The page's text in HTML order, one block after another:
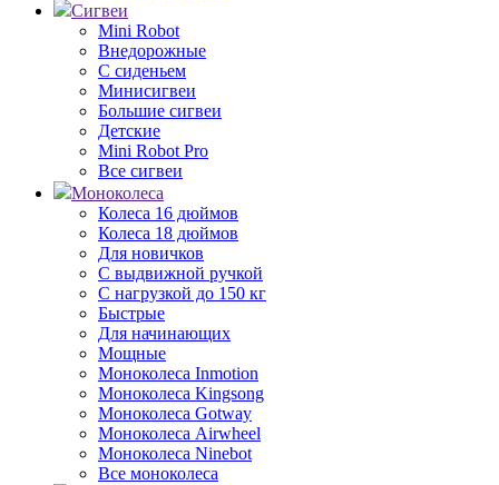
Сигвеи
Mini Robot
Внедорожные
С сиденьем
Минисигвеи
Большие сигвеи
Детские
Mini Robot Pro
Все сигвеи
Моноколеса
Колеса 16 дюймов
Колеса 18 дюймов
Для новичков
С выдвижной ручкой
С нагрузкой до 150 кг
Быстрые
Для начинающих
Мощные
Моноколеса Inmotion
Моноколеса Kingsong
Моноколеса Gotway
Моноколеса Airwheel
Моноколеса Ninebot
Все моноколеса